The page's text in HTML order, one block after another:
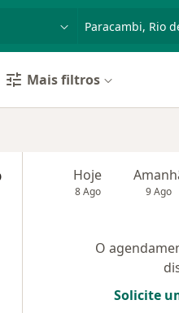
Mais filtros
Hoje
8 Ago 9 Ago
O
Solicite